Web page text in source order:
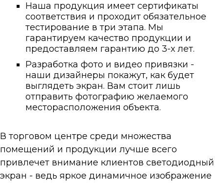
Наша продукция имеет сертификаты
соответствия и проходит обязательное
тестирование в три этапа. Мы
гарантируем качество продукции и
предоставляем гарантию до 3-х лет.
Разработка фото и видео привязки -
наши дизайнеры покажут, как будет
выглядеть экран. Вам стоит лишь
отправить фотографию желаемого
месторасположения объекта.
В торговом центре среди множества
помещений и продукции лучше всего
привлечет внимание клиентов светодиодный
экран - ведь яркое динамичное изображение